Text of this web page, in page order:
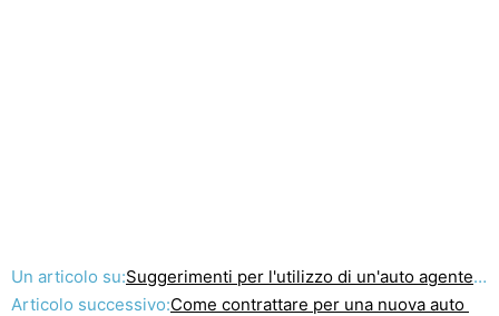
Un articolo su:Suggerimenti per l'utilizzo di un'auto agente di acquisto ad acquistare una nuova auto
Articolo successivo:Come contrattare per una nuova auto